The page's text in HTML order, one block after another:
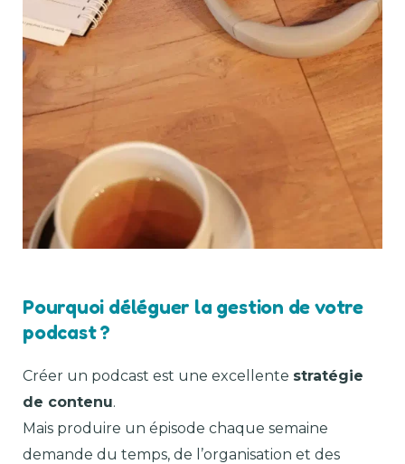
Pourquoi déléguer la gestion de votre
podcast ?
Créer un podcast est une excellente stratégie
de contenu.
Mais produire un épisode chaque semaine
demande du temps, de l’organisation et des